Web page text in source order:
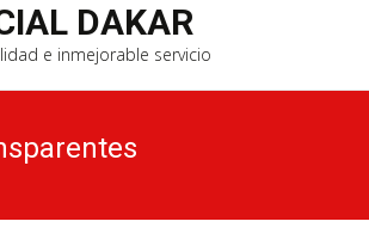
DAKAR
e inmejorable servicio